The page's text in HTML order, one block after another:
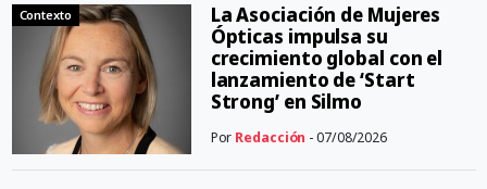
Contexto
La Asociación de Mujeres
Ópticas impulsa su
crecimiento global con el
lanzamiento de ‘Start
Strong’ en Silmo
Por Redacción - 07/08/2026